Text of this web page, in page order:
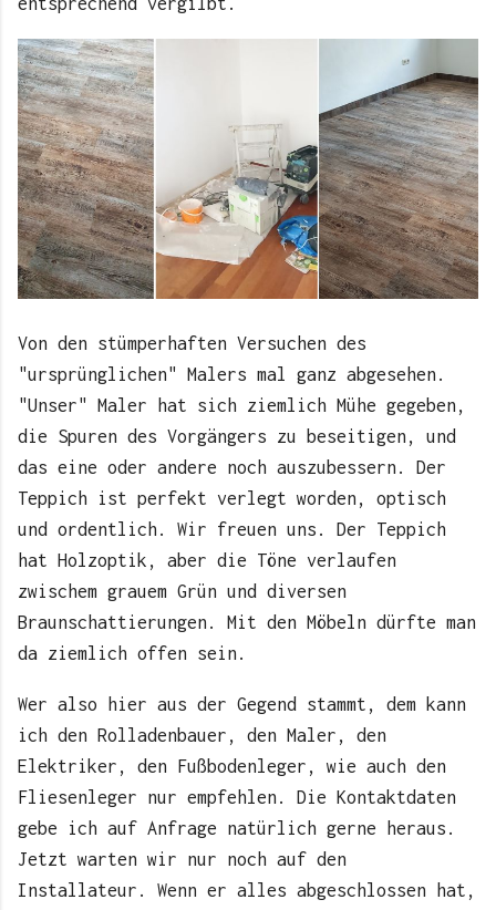
Von den stümperhaften Versuchen des
"ursprünglichen" Malers mal ganz abgesehen.
"Unser" Maler hat sich ziemlich Mühe gegeben,
die Spuren des Vorgängers zu beseitigen, und
das eine oder andere noch auszubessern. Der
Teppich ist perfekt verlegt worden, optisch
und ordentlich. Wir freuen uns. Der Teppich
hat Holzoptik, aber die Töne verlaufen
zwischem grauem Grün und diversen
Braunschattierungen. Mit den Möbeln dürfte man
da ziemlich offen sein.
Wer also hier aus der Gegend stammt, dem kann
ich den Rolladenbauer, den Maler, den
Elektriker, den Fußbodenleger, wie auch den
Fliesenleger nur empfehlen. Die Kontaktdaten
gebe ich auf Anfrage natürlich gerne heraus.
Jetzt warten wir nur noch auf den
Installateur. Wenn er alles abgeschlossen hat,